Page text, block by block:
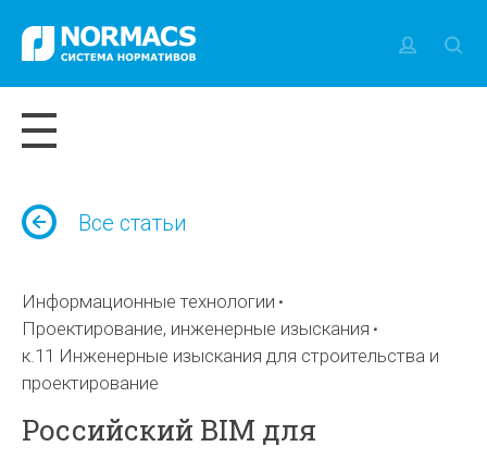
Все статьи
Информационные технологии
Проектирование, инженерные изыскания
к.11 Инженерные изыскания для строительства и
проектирование
Российский BIM для